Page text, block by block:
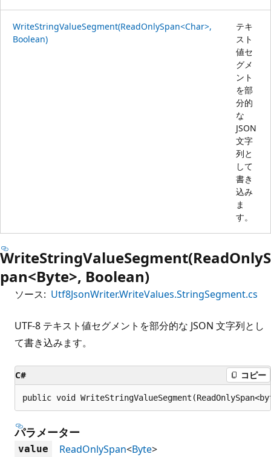
WriteStringValueSegment(ReadOnlySpan<Char>,
Boolean)
テキ
スト
値セ
グメ
ント
を部
分的
な
JSON
文字
列と
して
書き
込み
ま
す。
WriteStringValueSegment(ReadOnlyS
pan<Byte>, Boolean)
ソース: Utf8JsonWriter.WriteValues.StringSegment.cs
UTF-8 テキスト値セグメントを部分的な JSON 文字列とし
て書き込みます。
C# コピー
public void
パラメーター
value ReadOnlySpan<Byte>